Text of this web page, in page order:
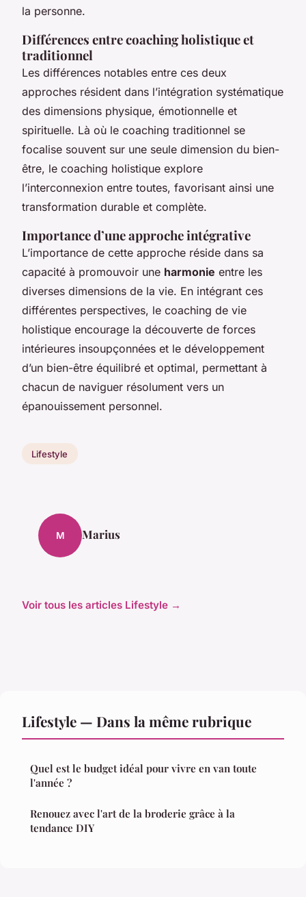
la personne.
Différences entre coaching holistique et
traditionnel
Les différences notables entre ces deux
approches résident dans l’intégration systématique
des dimensions physique, émotionnelle et
spirituelle. Là où le coaching traditionnel se
focalise souvent sur une seule dimension du bien-
être, le coaching holistique explore
l’interconnexion entre toutes, favorisant ainsi une
transformation durable et complète.
Importance d’une approche intégrative
L’importance de cette approche réside dans sa
capacité à promouvoir une harmonie entre les
diverses dimensions de la vie. En intégrant ces
différentes perspectives, le coaching de vie
holistique encourage la découverte de forces
intérieures insoupçonnées et le développement
d’un bien-être équilibré et optimal, permettant à
chacun de naviguer résolument vers un
épanouissement personnel.
Lifestyle
M Marius
Voir tous les articles Lifestyle →
Lifestyle — Dans la même rubrique
Quel est le budget idéal pour vivre en van toute
l'année ?
Renouez avec l'art de la broderie grâce à la
tendance DIY